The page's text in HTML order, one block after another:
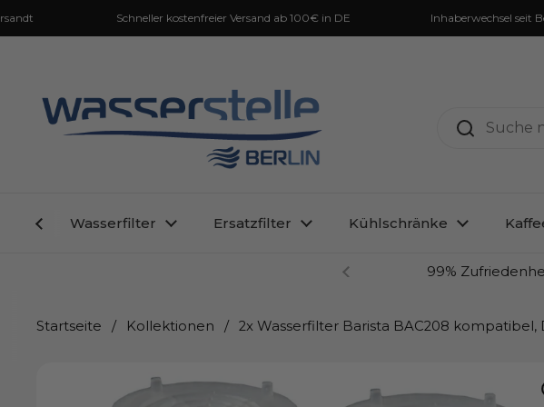
Zum Inhalt springenSchneller kostenfreier Versand ab 100€ in DE Inhaberwechsel seit Beginn
Wasserfilter Ersatzfilter Kühlschränke
Zurück
99%
Startseite / Kollektionen / 2x Wasserfilter Barista BAC208 kompatibel,